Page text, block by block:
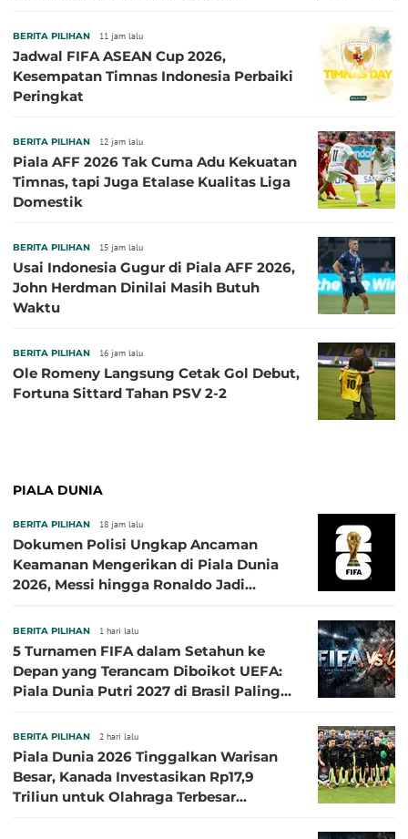
BERITA PILIHAN 11 jam lalu
Jadwal FIFA ASEAN Cup 2026,
Kesempatan Timnas Indonesia Perbaiki
Peringkat
BERITA PILIHAN 12 jam lalu
Piala AFF 2026 Tak Cuma Adu Kekuatan
Timnas, tapi Juga Etalase Kualitas Liga
Domestik
BERITA PILIHAN 15 jam lalu
Usai Indonesia Gugur di Piala AFF 2026,
John Herdman Dinilai Masih Butuh
Waktu
BERITA PILIHAN 16 jam lalu
Ole Romeny Langsung Cetak Gol Debut,
Fortuna Sittard Tahan PSV 2-2
PIALA DUNIA
BERITA PILIHAN 18 jam lalu
Dokumen Polisi Ungkap Ancaman
Keamanan Mengerikan di Piala Dunia
2026, Messi hingga Ronaldo Jadi
BERITA PILIHAN 1 hari lalu
5 Turnamen FIFA dalam Setahun ke
Depan yang Terancam Diboikot UEFA:
Piala Dunia Putri 2027 di Brasil Paling
BERITA PILIHAN 2 hari lalu
Piala Dunia 2026 Tinggalkan Warisan
Besar, Kanada Investasikan Rp17,9
Triliun untuk Olahraga Terbesar